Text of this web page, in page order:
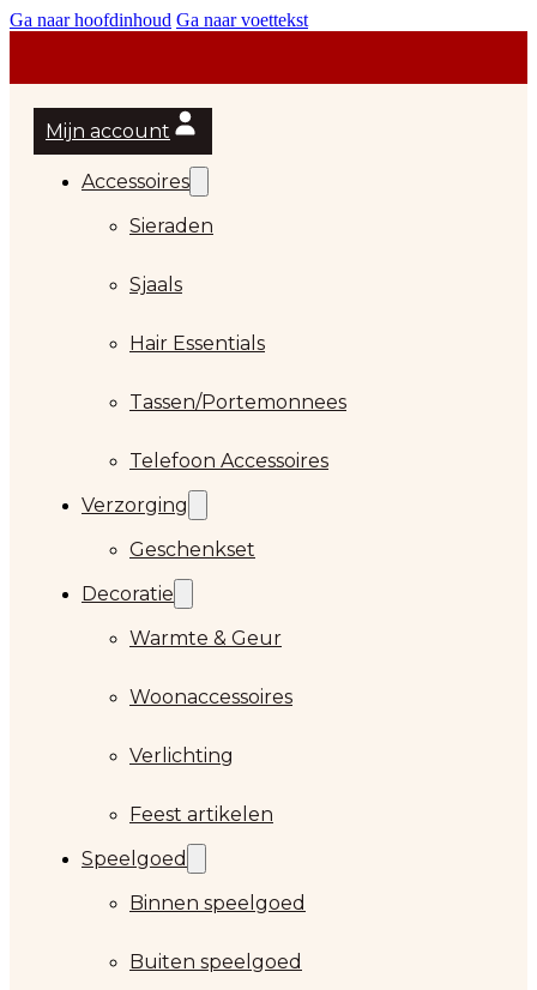
Ga naar hoofdinhoud Ga naar voettekst
Mijn account
Accessoires
Sieraden
Sjaals
Hair Essentials
Tassen/Portemonnees
Telefoon Accessoires
Verzorging
Geschenkset
Decoratie
Warmte & Geur
Woonaccessoires
Verlichting
Feest artikelen
Speelgoed
Binnen speelgoed
Buiten speelgoed